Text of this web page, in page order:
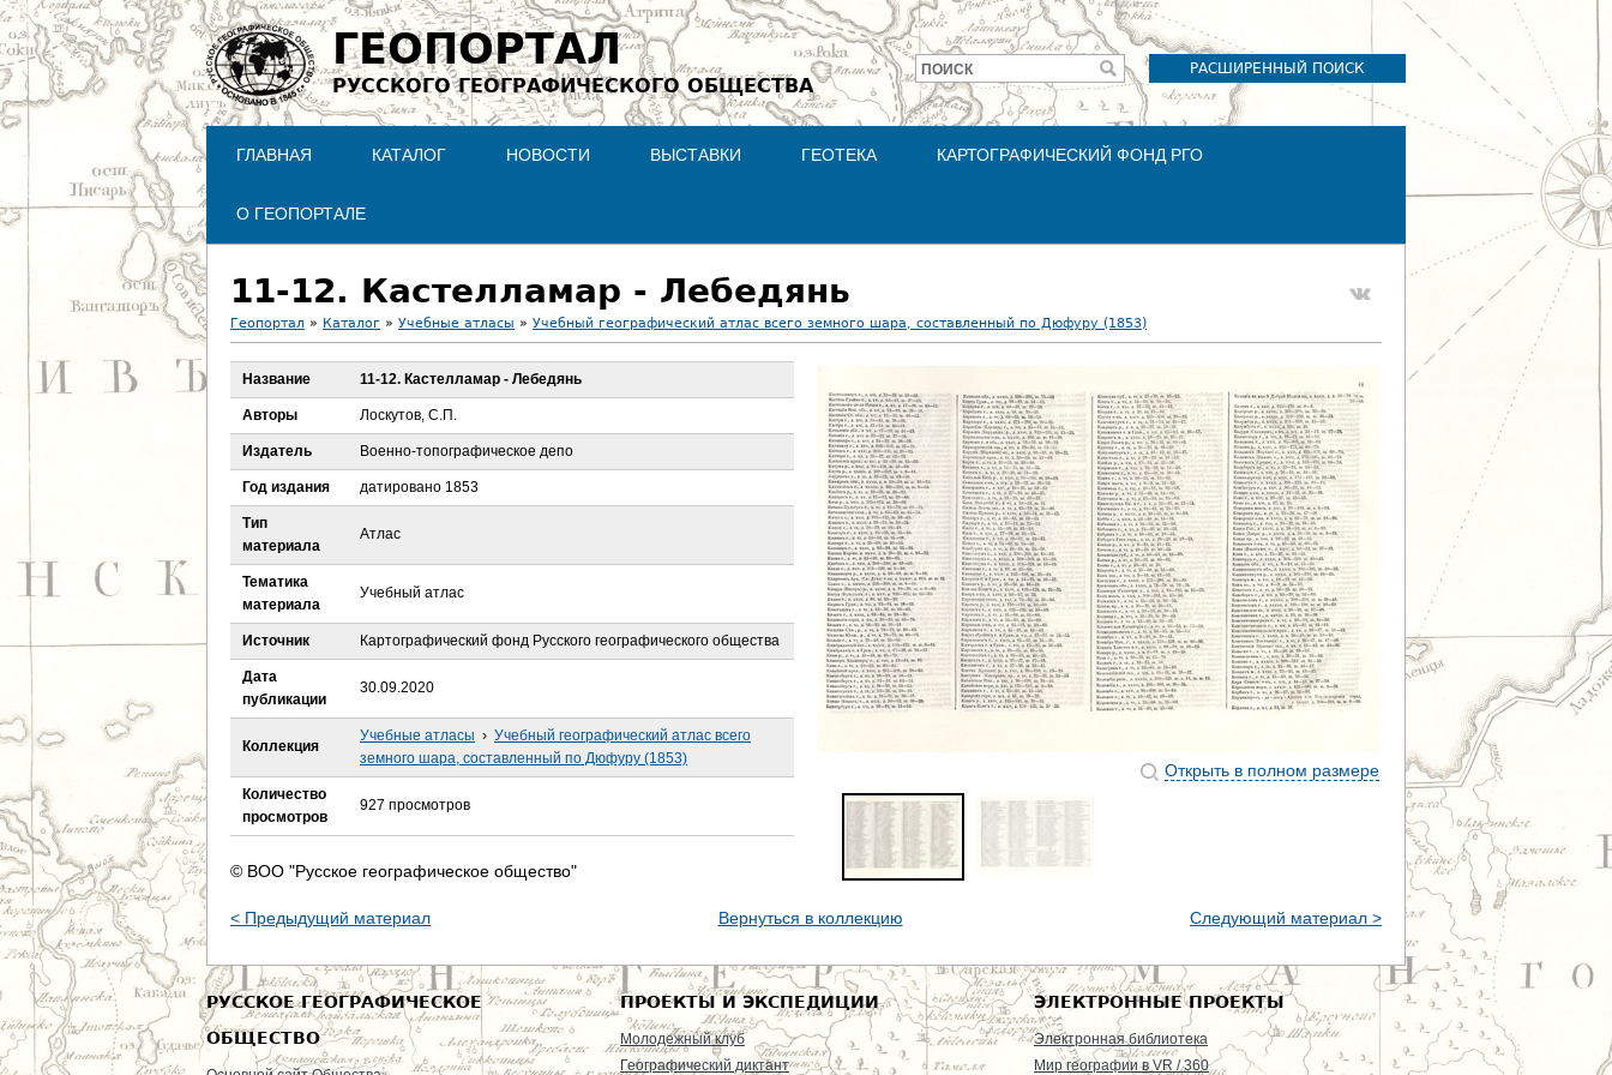
Jump to navigation
ГЕОПОРТАЛ
РУССКОГО ГЕОГРАФИЧЕСКОГО ОБЩЕСТВА
РАСШИРЕННЫЙ ПОИСК
Форма
поиска
ПОИСК
ГЛАВНАЯ КАТАЛОГ НОВОСТИ ВЫСТАВКИ ГЕОТЕКА КАРТОГРАФИЧЕСКИЙ ФОНД РГО
О ГЕОПОРТАЛЕ
11-12. Кастелламар - Лебедянь
В
ы
д
е
с
ь
Геопортал » Каталог » Учебные атласы » Учебный географический атлас всего земного шара, составленный по Дюфуру (1853)
Открыть в полном размере
Название 11-12. Кастелламар - Лебедянь
Авторы Лоскутов, С.П.
Издатель Военно-топографическое депо
Год издания датировано 1853
Тип
материала
Атлас
Тематика
материала
Учебный атлас
Источник Картографический фонд Русского географического общества
Дата
публикации
30.09.2020
Коллекция
Учебные атласы › Учебный географический атлас всего
земного шара, составленный по Дюфуру (1853)
Количество
просмотров
927 просмотров
© ВОО "Русское географическое общество"
< Предыдущий материал Вернуться в коллекцию Следующий материал >
РУССКОЕ ГЕОГРАФИЧЕСКОЕ
ОБЩЕСТВО
ПРОЕКТЫ И ЭКСПЕДИЦИИ
Молодежный клуб
Географический диктант
ЭЛЕКТРОННЫЕ ПРОЕКТЫ
Электронная библиотека
Мир географии в VR / 360